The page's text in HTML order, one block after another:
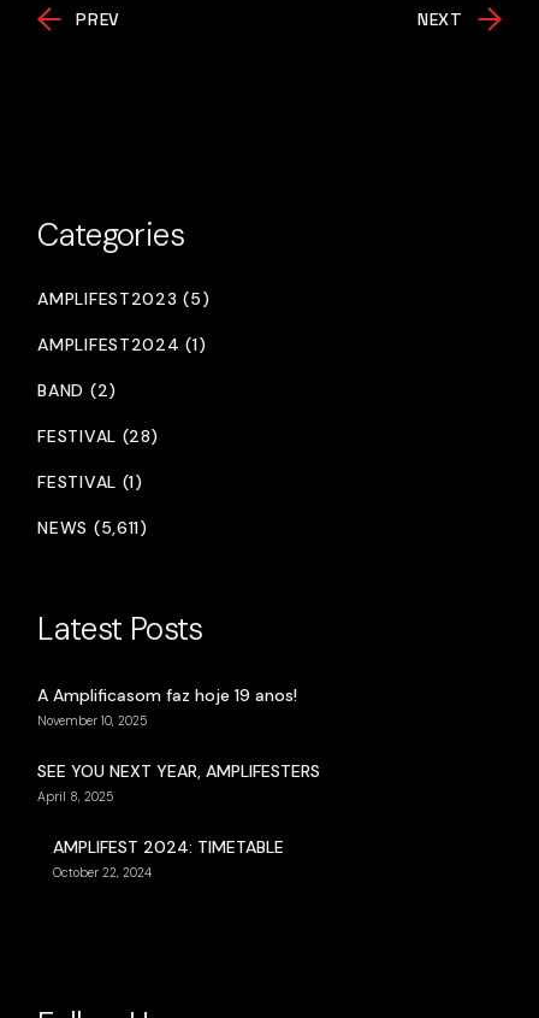
PREV NEXT
Categories
AMPLIFEST2023 (5)
AMPLIFEST2024 (1)
BAND (2)
FESTIVAL (28)
FESTIVAL (1)
NEWS (5,611)
Latest Posts
A Amplificasom faz hoje 19 anos!
November 10, 2025
SEE YOU NEXT YEAR, AMPLIFESTERS
April 8, 2025
AMPLIFEST 2024: TIMETABLE
October 22, 2024